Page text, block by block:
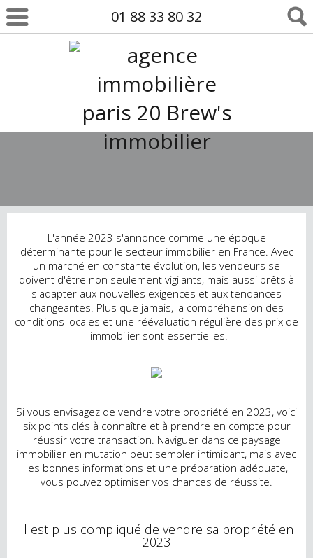
01 88 33 80 32
L'année 2023 s'annonce comme une époque
déterminante pour le secteur immobilier en France. Avec
un marché en constante évolution, les vendeurs se
doivent d'être non seulement vigilants, mais aussi prêts à
s'adapter aux nouvelles exigences et aux tendances
changeantes. Plus que jamais, la compréhension des
conditions locales et une réévaluation régulière des prix de
l'immobilier sont essentielles.
Si vous envisagez de vendre votre propriété en 2023, voici
six points clés à connaître et à prendre en compte pour
réussir votre transaction. Naviguer dans ce paysage
immobilier en mutation peut sembler intimidant, mais avec
les bonnes informations et une préparation adéquate,
vous pouvez optimiser vos chances de réussite.
Il est plus compliqué de vendre sa propriété en
2023